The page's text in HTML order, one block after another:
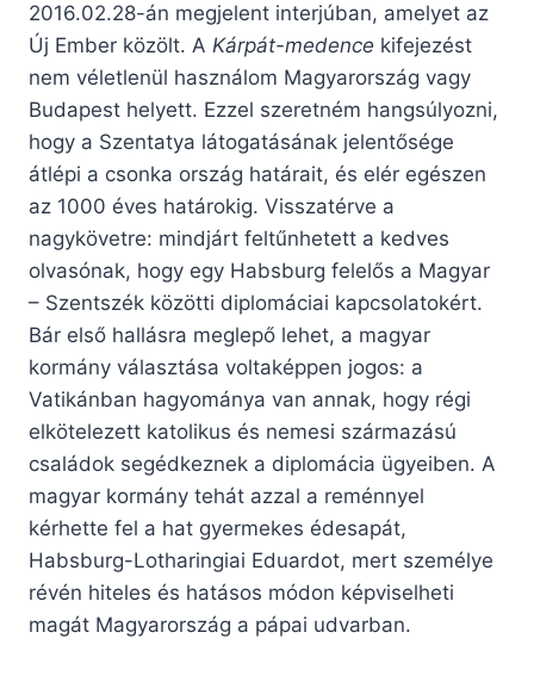
2016.02.28-án megjelent interjúban, amelyet az
Új Ember közölt. A Kárpát-medence kifejezést
nem véletlenül használom Magyarország vagy
Budapest helyett. Ezzel szeretném hangsúlyozni,
hogy a Szentatya látogatásának jelentősége
átlépi a csonka ország határait, és elér egészen
az 1000 éves határokig. Visszatérve a
nagykövetre: mindjárt feltűnhetett a kedves
olvasónak, hogy egy Habsburg felelős a Magyar
– Szentszék közötti diplomáciai kapcsolatokért.
Bár első hallásra meglepő lehet, a magyar
kormány választása voltaképpen jogos: a
Vatikánban hagyománya van annak, hogy régi
elkötelezett katolikus és nemesi származású
családok segédkeznek a diplomácia ügyeiben. A
magyar kormány tehát azzal a reménnyel
kérhette fel a hat gyermekes édesapát,
Habsburg-Lotharingiai Eduardot, mert személye
révén hiteles és hatásos módon képviselheti
magát Magyarország a pápai udvarban.